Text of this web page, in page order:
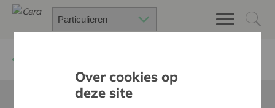
Over cookies op
deze site